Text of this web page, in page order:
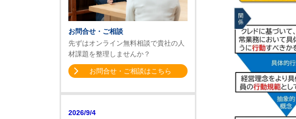
お問合せ・ご相談
先ずはオンライン無料相談で貴社の人
材課題を整理しませんか？
お問合せ・ご相談はこちら
2026/9/4